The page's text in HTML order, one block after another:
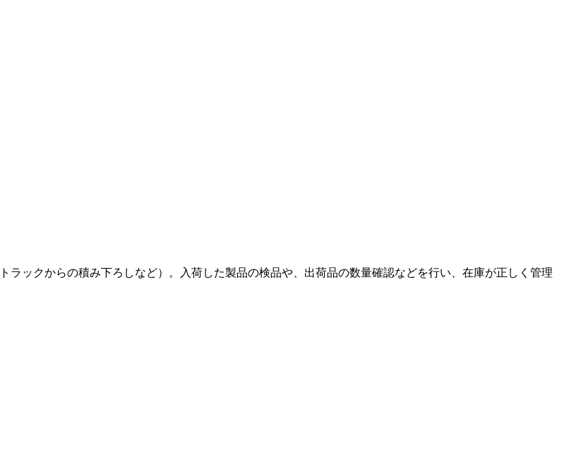
ラックからの積み下ろしなど）。入荷した製品の検品や、出荷品の数量確認などを行い、在庫が正しく管理